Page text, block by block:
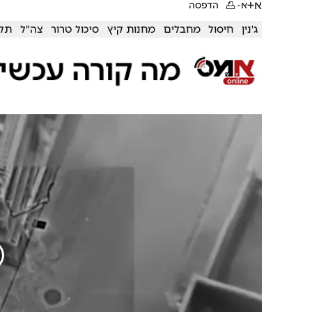
א+א- הדפסה
ג'נין חיסול מחבלים מחנות קיץ סיכול טרור צה"ל